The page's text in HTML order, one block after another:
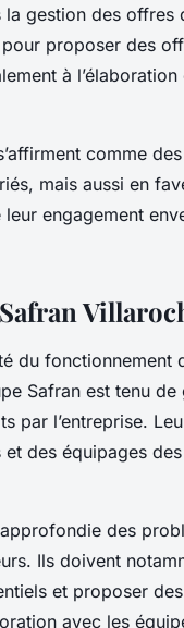
gestion des offres
proposer des
à
comme
mais aussi en
engagement
du fonctionnement
Safran est tenu
par l’entreprise.
des équipages
des
Ils doivent
et proposer
avec les